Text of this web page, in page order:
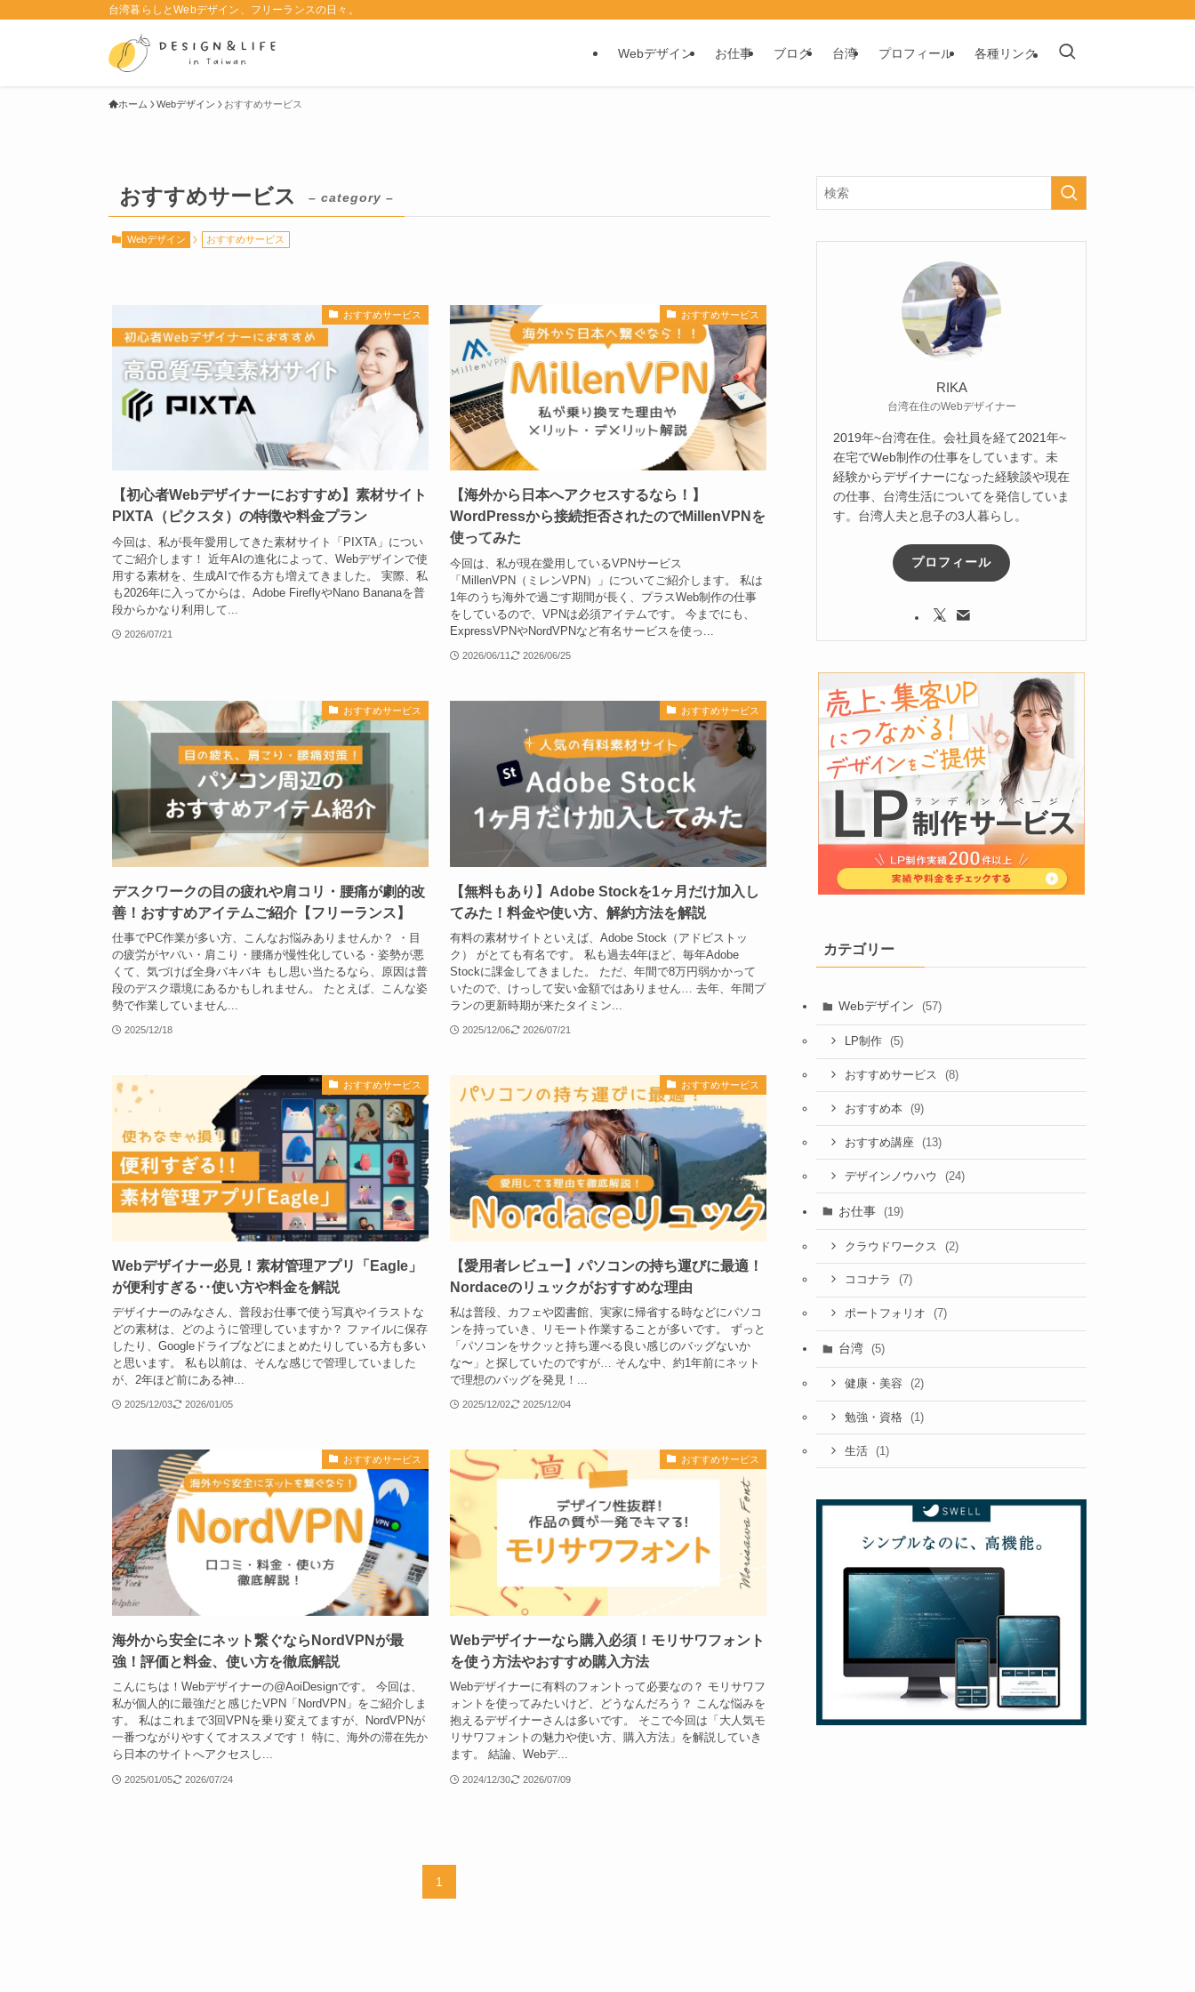
台湾暮らしとWebデザイン、フリーランスの日々。
Webデザイン お仕事 ブログ 台湾 プロフィール 各種リンク
ホーム Webデザイン おすすめサービス
おすすめサービス – category –
Webデザイン おすすめサービス
おすすめサービス
【初心者Webデザイナーにおすすめ】素材サイト
PIXTA（ピクスタ）の特徴や料金プラン
今回は、私が長年愛用してきた素材サイト「PIXTA」につい
てご紹介します！ 近年AIの進化によって、Webデザインで使
用する素材を、生成AIで作る方も増えてきました。 実際、私
も2026年に入ってからは、Adobe FireflyやNano Bananaを普
段からかなり利用して...
2026/07/21
おすすめサービス
【海外から日本へアクセスするなら！】
WordPressから接続拒否されたのでMillenVPNを
使ってみた
今回は、私が現在愛用しているVPNサービス
「MillenVPN（ミレンVPN）」についてご紹介します。 私は
1年のうち海外で過ごす期間が長く、プラスWeb制作の仕事
をしているので、VPNは必須アイテムです。 今までにも、
ExpressVPNやNordVPNなど有名サービスを使っ...
2026/06/11 2026/06/25
おすすめサービス
デスクワークの目の疲れや肩コリ・腰痛が劇的改
善！おすすめアイテムご紹介【フリーランス】
仕事でPC作業が多い方、こんなお悩みありませんか？ ・目
の疲労がヤバい・肩こり・腰痛が慢性化している・姿勢が悪
くて、気づけば全身バキバキ もし思い当たるなら、原因は普
段のデスク環境にあるかもしれません。 たとえば、こんな姿
勢で作業していません...
2025/12/18
おすすめサービス
【無料もあり】Adobe Stockを1ヶ月だけ加入し
てみた！料金や使い方、解約方法を解説
有料の素材サイトといえば、Adobe Stock（アドビストッ
ク） がとても有名です。 私も過去4年ほど、毎年Adobe
Stockに課金してきました。 ただ、年間で8万円弱かかって
いたので、けっして安い金額ではありません… 去年、年間プ
ランの更新時期が来たタイミン...
2025/12/06 2026/07/21
おすすめサービス
Webデザイナー必見！素材管理アプリ「Eagle」
が便利すぎる‥使い方や料金を解説
デザイナーのみなさん、普段お仕事で使う写真やイラストな
どの素材は、どのように管理していますか？ ファイルに保存
したり、Googleドライブなどにまとめたりしている方も多い
と思います。 私も以前は、そんな感じで管理していました
が、2年ほど前にある神...
2025/12/03 2026/01/05
おすすめサービス
【愛用者レビュー】パソコンの持ち運びに最適！
Nordaceのリュックがおすすめな理由
私は普段、カフェや図書館、実家に帰省する時などにパソコ
ンを持っていき、リモート作業することが多いです。 ずっと
「パソコンをサクッと持ち運べる良い感じのバッグないか
な〜」と探していたのですが… そんな中、約1年前にネット
で理想のバッグを発見！...
2025/12/02 2025/12/04
おすすめサービス
海外から安全にネット繋ぐならNordVPNが最
強！評価と料金、使い方を徹底解説
こんにちは！Webデザイナーの@AoiDesignです。 今回は、
私が個人的に最強だと感じたVPN「NordVPN」をご紹介しま
す。 私はこれまで3回VPNを乗り変えてますが、NordVPNが
一番つながりやすくてオススメです！ 特に、海外の滞在先か
ら日本のサイトへアクセスし...
2025/01/05 2026/07/24
おすすめサービス
Webデザイナーなら購入必須！モリサワフォント
を使う方法やおすすめ購入方法
Webデザイナーに有料のフォントって必要なの？ モリサワフ
ォントを使ってみたいけど、どうなんだろう？ こんな悩みを
抱えるデザイナーさんは多いです。 そこで今回は「大人気モ
リサワフォントの魅力や使い方、購入方法」を解説していき
ます。 結論、Webデ...
2024/12/30 2026/07/09
1
RIKA
台湾在住のWebデザイナー
2019年~台湾在住。会社員を経て2021年~
在宅でWeb制作の仕事をしています。未
経験からデザイナーになった経験談や現在
の仕事、台湾生活についてを発信していま
す。台湾人夫と息子の3人暮らし。
プロフィール
カテゴリー
Webデザイン (57)
LP制作 (5)
おすすめサービス (8)
おすすめ本 (9)
おすすめ講座 (13)
デザインノウハウ (24)
お仕事 (19)
クラウドワークス (2)
ココナラ (7)
ポートフォリオ (7)
台湾 (5)
健康・美容 (2)
勉強・資格 (1)
生活 (1)